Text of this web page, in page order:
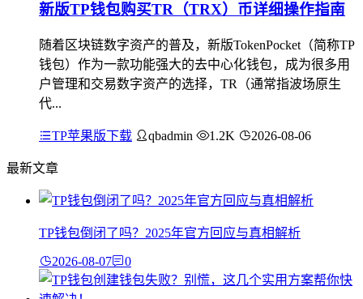
新版TP钱包购买TR（TRX）币详细操作指南
随着区块链数字资产的普及，新版TokenPocket（简称TP
钱包）作为一款功能强大的去中心化钱包，成为很多用
户管理和交易数字资产的选择，TR（通常指波场原生
代...
TP苹果版下载 qbadmin 1.2K 2026-08-06
最新文章
TP钱包倒闭了吗？2025年官方回应与真相解析
2026-08-07 0